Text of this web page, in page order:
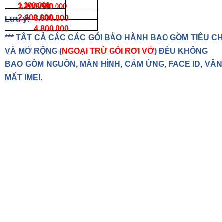
3.500.000
2.200.000
3.800.000
1.200.000
2.400.000
4.800.000
Lưu ý:
*** TÂT CẢ CÁC CÁC GÓI BẢO HÀNH BAO GỒM TIÊU
VÀ MỞ RỘNG (NGOẠI TRỪ GÓI RƠI VỞ) ĐỀU KHÔNG
BAO GỒM NGUỒN, MÀN HÌNH, CẢM ỨNG, FACE ID,
MẤT IMEI.